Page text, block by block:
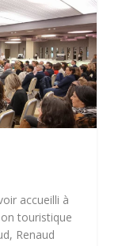
accueilli à
touristique
Renaud